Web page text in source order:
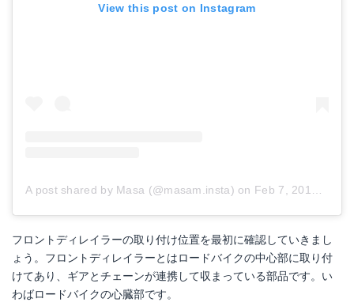
View this post on Instagram
A post shared by Masa (@masam.insta) on Feb 7, 2018 at 6:25am PST
フロントディレイラーの取り付け位置を最初に確認していきまし
ょう。フロントディレイラーとはロードバイクの中心部に取り付
けてあり、ギアとチェーンが連携して収まっている部品です。い
わばロードバイクの心臓部です。